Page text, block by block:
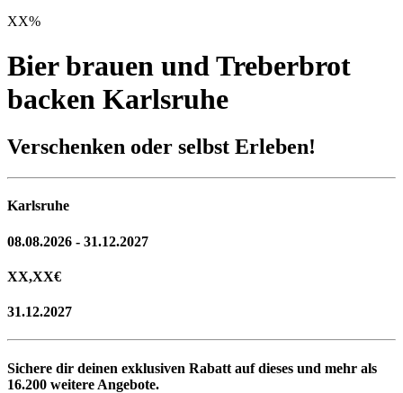
XX%
Bier brauen und Treberbrot
backen Karlsruhe
Verschenken oder selbst Erleben!
Karlsruhe
08.08.2026 - 31.12.2027
XX,XX€
31.12.2027
Sichere dir deinen exklusiven Rabatt auf dieses und mehr als
16.200 weitere Angebote.